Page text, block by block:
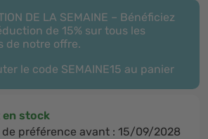
DE LA SEMAINE – Bénéficiez
de 15% sur tous les
de notre offre.
le code SEMAINE15 au panier
en stock
préférence avant : 15/09/2028